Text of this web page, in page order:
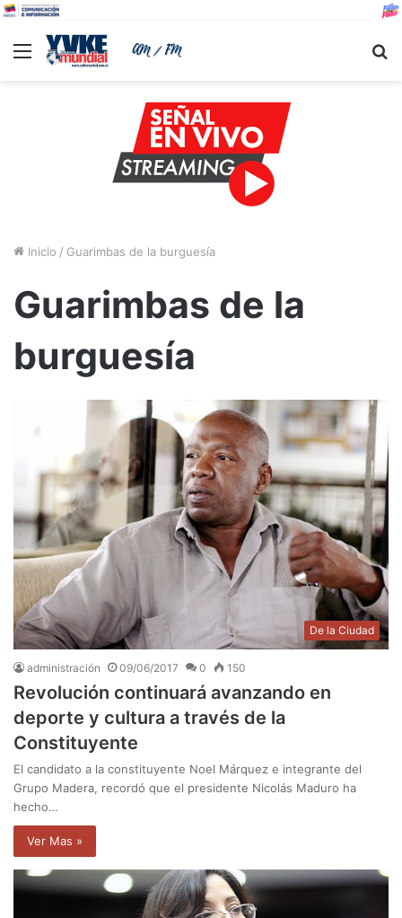
Menu
Inicio / Guarimbas de la burguesía
Guarimbas de la
burguesía
De la Ciudad
administración 09/06/2017 0 150
Revolución continuará avanzando en
deporte y cultura a través de la
Constituyente
El candidato a la constituyente Noel Márquez e integrante del
Grupo Madera, recordó que el presidente Nicolás Maduro ha
hecho…
Ver Mas »